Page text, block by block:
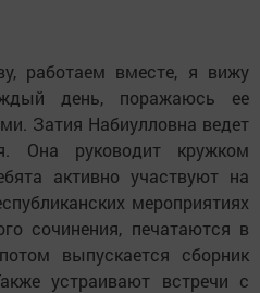
работаем вместе, я вижу
день, поражаюсь ее
Затия Набиулловна ведет
Она руководит кружком
активно участвуют на
мероприятиях
сочинения, печатаются в
выпускается сборник
устраивают встречи с